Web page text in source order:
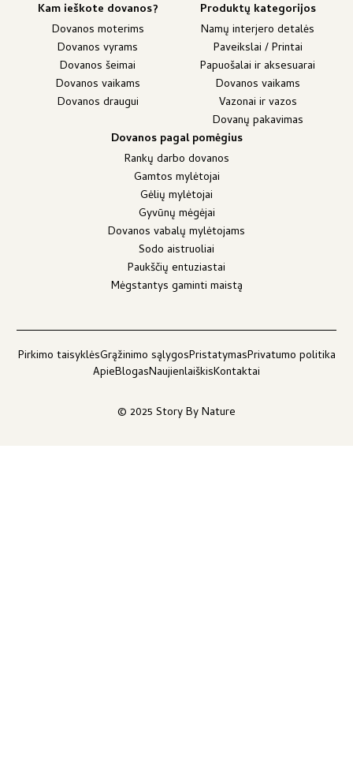
Kam ieškote dovanos?
Dovanos moterims
Dovanos vyrams
Dovanos šeimai
Dovanos vaikams
Dovanos draugui
Produktų kategorijos
Namų interjero detalės
Paveikslai / Printai
Papuošalai ir aksesuarai
Dovanos vaikams
Vazonai ir vazos
Dovanų pakavimas
Dovanos pagal pomėgius
Rankų darbo dovanos
Gamtos mylėtojai
Gėlių mylėtojai
Gyvūnų mėgėjai
Dovanos vabalų mylėtojams
Sodo aistruoliai
Paukščių entuziastai
Mėgstantys gaminti maistą
© 2025 Story By Nature
Pirkimo taisyklėsGrąžinimo sąlygosPristatymasPrivatumo politika
ApieBlogasNaujienlaiškisKontaktai